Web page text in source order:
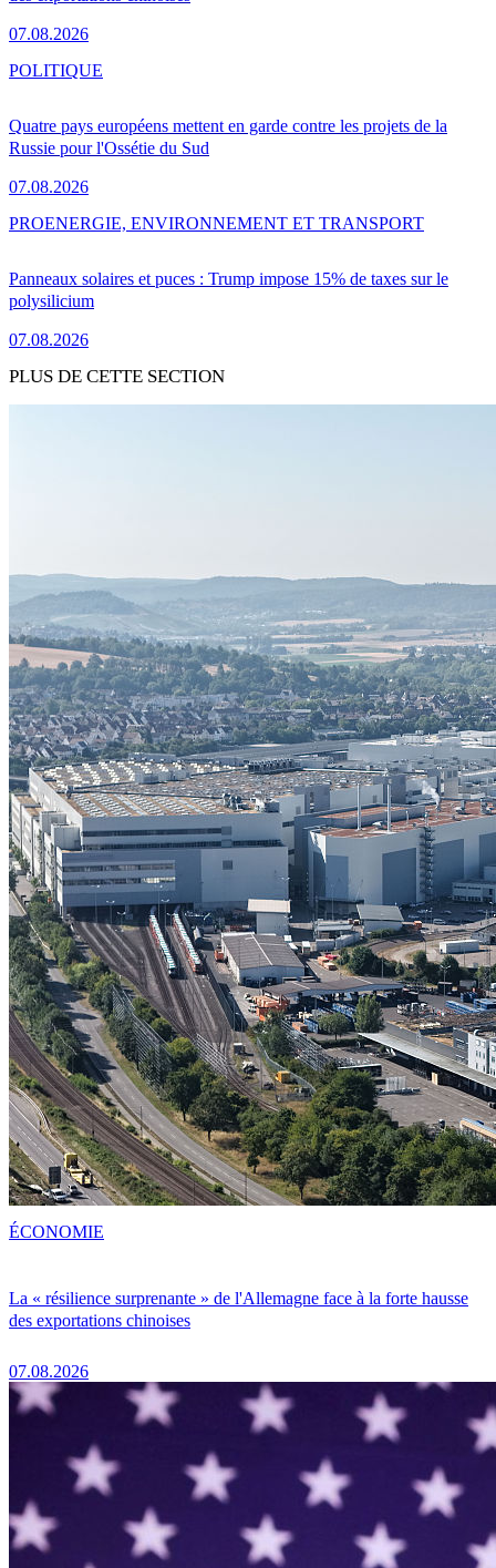
07.08.2026
Quatre pays européens mettent en garde contre les projets de la
Russie pour l'Ossétie du Sud
07.08.2026
POLITIQUE
Panneaux solaires et puces : Trump impose 15% de taxes sur le
polysilicium
07.08.2026
PROENERGIE, ENVIRONNEMENT ET TRANSPORT
PLUS DE CETTE SECTION
La « résilience surprenante » de l'Allemagne face à la forte hausse
des exportations chinoises
07.08.2026
ÉCONOMIE